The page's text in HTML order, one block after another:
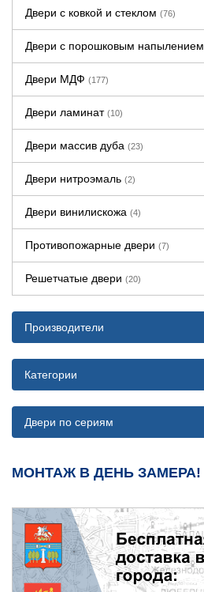
Двери с ковкой и стеклом (76)
Двери с порошковым напылением
Двери МДФ (177)
Двери ламинат (10)
Двери массив дуба (23)
Двери нитроэмаль (2)
Двери винилискожа (4)
Противопожарные двери (7)
Решетчатые двери (20)
Производители
Категории
Двери по сериям
МОНТАЖ В ДЕНЬ ЗАМЕРА!